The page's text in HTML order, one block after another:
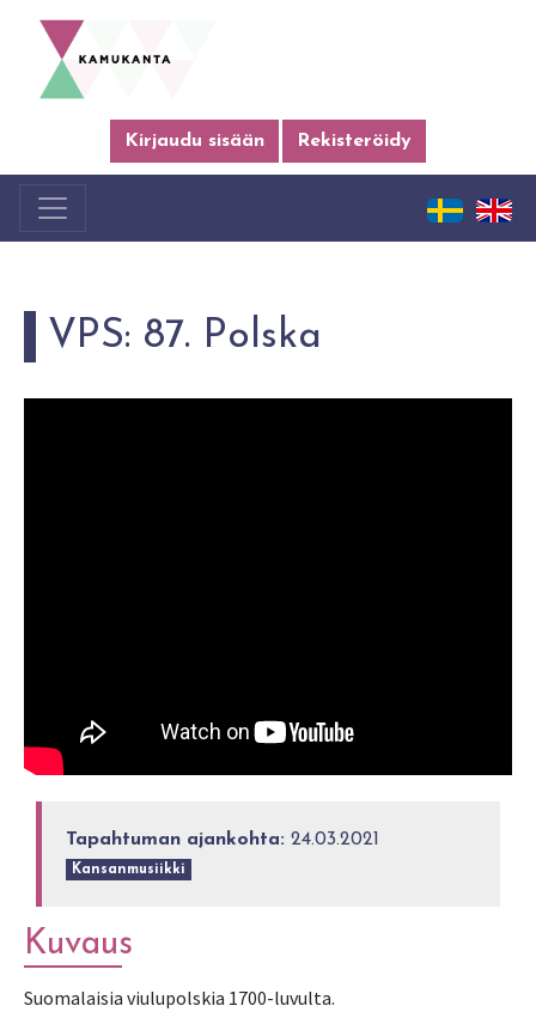
Kirjaudu sisään Rekisteröidy
VPS: 87. Polska
Tapahtuman ajankohta: 24.03.2021
Kansanmusiikki
Kuvaus
Suomalaisia viulupolskia 1700-luvulta.